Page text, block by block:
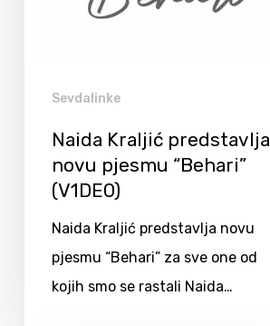
Sevdalinke
Naida Kraljić predstavlja
novu pjesmu “Behari”
(V1DEO)
Naida Kraljić predstavlja novu
pjesmu “Behari” za sve one od
kojih smo se rastali Naida…